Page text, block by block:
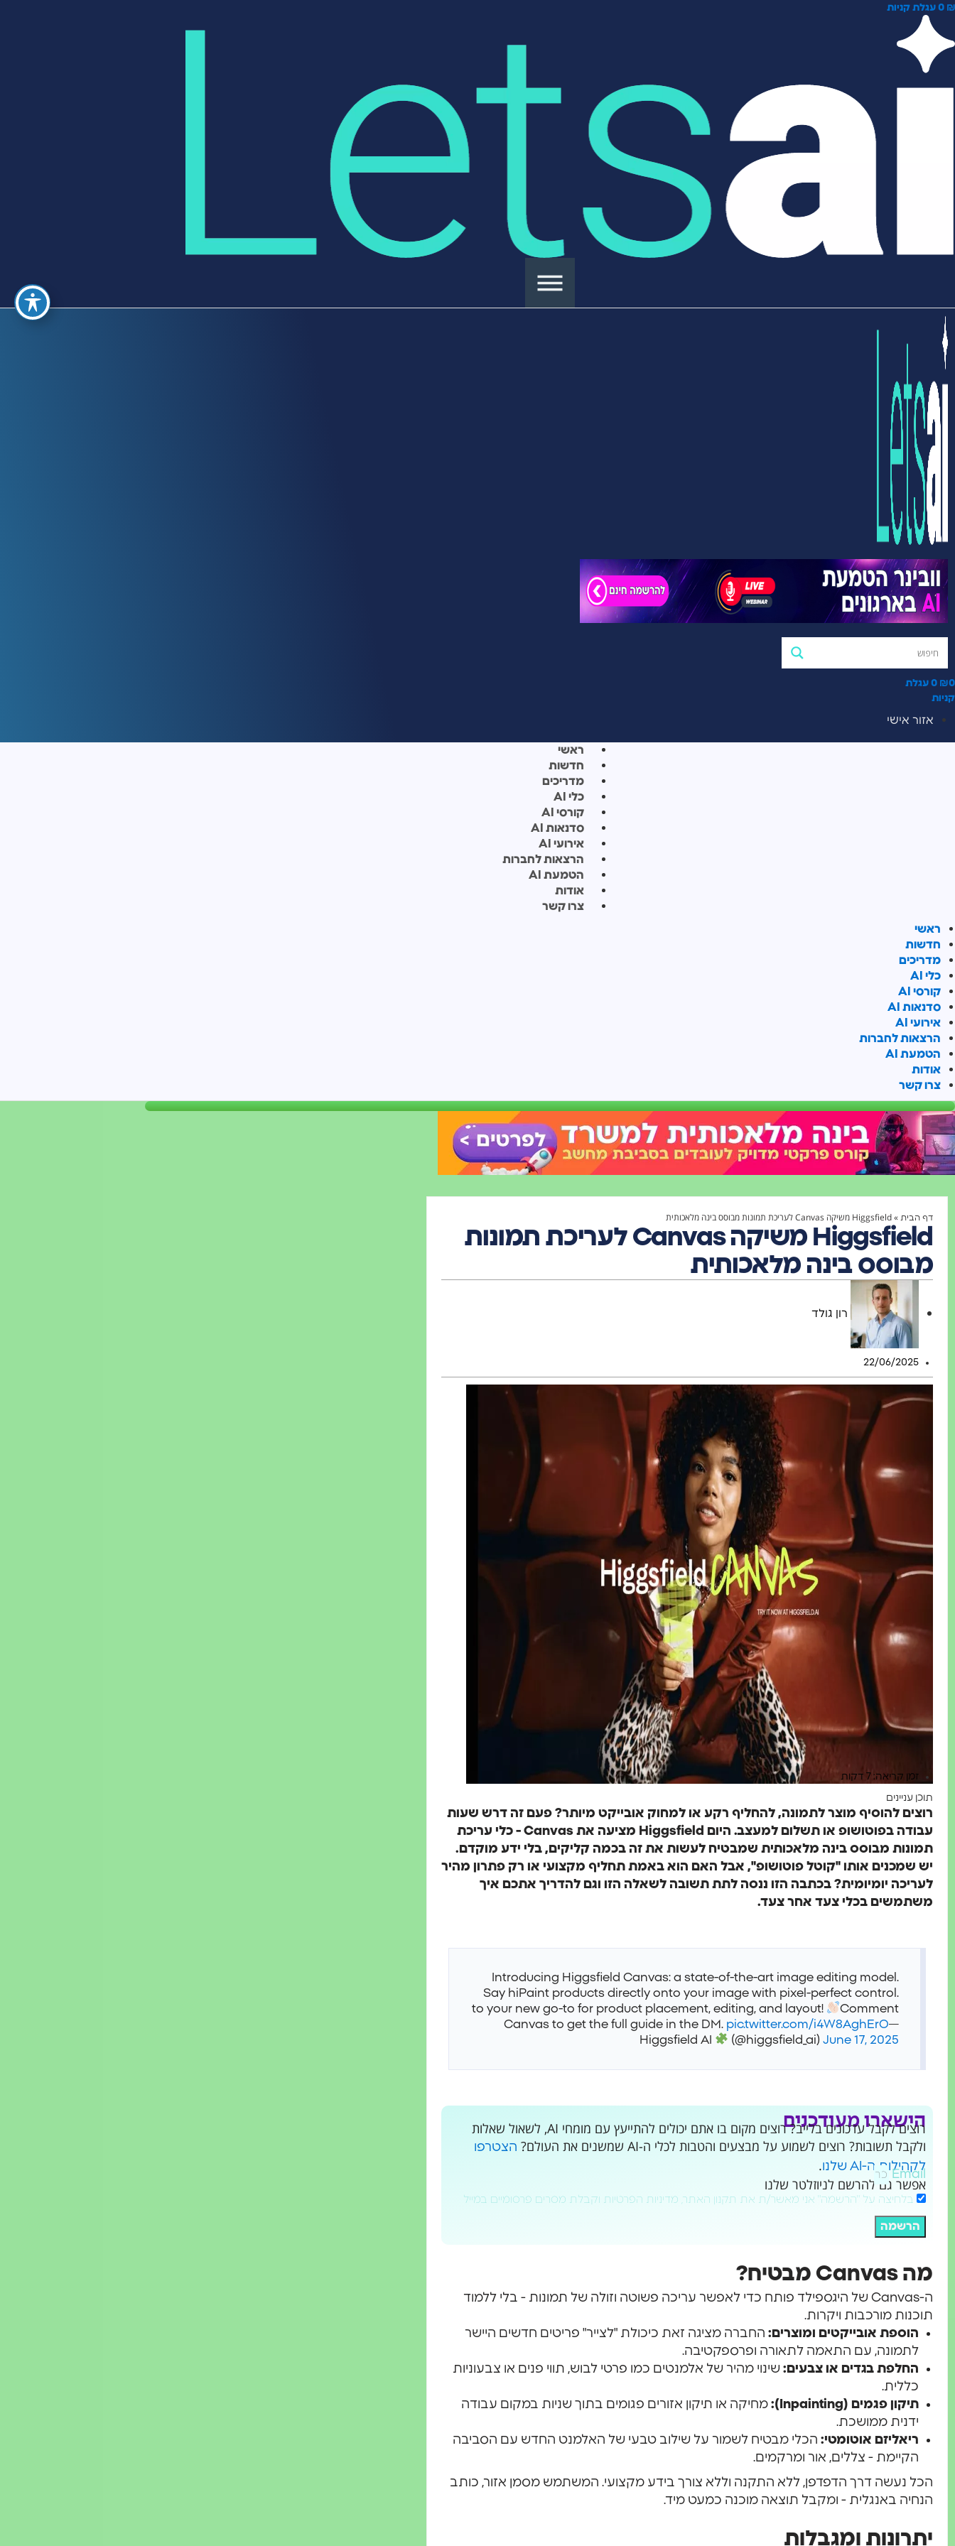
₪
0 עגלת קניות
₪0
0 עגלת
קניות
אזור אישי
ראשי
חדשות
מדריכים
כלי AI
קורסי AI
סדנאות AI
אירועי AI
הרצאות לחברות
הטמעת AI
אודות
צרו קשר
ראשי
חדשות
מדריכים
כלי AI
קורסי AI
סדנאות AI
אירועי AI
הרצאות לחברות
הטמעת AI
אודות
צרו קשר
דף הבית »Higgsfield משיקה Canvas לעריכת תמונות מבוסס בינה מלאכותית
Higgsfield משיקה Canvas לעריכת תמונות
מבוסס בינה מלאכותית
רון גולד
22/06/2025
זמן קריאה: 7 דקות
תוכן עניינים
רוצים להוסיף מוצר לתמונה, להחליף רקע או למחוק אובייקט מיותר? פעם זה דרש שעות
עבודה בפוטושופ או תשלום למעצב. היום Higgsfield מציעה את Canvas - כלי עריכת
תמונות מבוסס בינה מלאכותית שמבטיח לעשות את זה בכמה קליקים, בלי ידע מוקדם.
יש שמכנים אותו "קוטל פוטושופ", אבל האם הוא באמת תחליף מקצועי או רק פתרון מהיר
לעריכה יומיומית? בכתבה הזו ננסה לתת תשובה לשאלה הזו וגם להדריך אתכם איך
משתמשים בכלי צעד אחר צעד.
Introducing Higgsfield Canvas: a state-of-the-art image editing model.
Paint products directly onto your image with pixel-perfect control.
Say hi
to your new go-to for product placement, editing, and layout!
Comment
Canvas to get the full guide in the DM. pic.twitter.com/i4W8AghErO—
Higgsfield AI
(@higgsfield_ai) June 17, 2025
הישארו מעודכנים
רוצים לקבל עדכונים בלייב? רוצים מקום בו אתם יכולים להתייעץ עם מומחי AI, לשאול שאלות
ולקבל תשובות? רוצים לשמוע על מבצעים והטבות לכלי ה-AI שמשנים את העולם?
הצטרפו
לקהילות ה-AI שלנו
.
אפשר גם להרשם לניוזלטר שלנו
Email
בלחיצה על "הרשמה" אני מאשר/ת את תקנון האתר, מדיניות הפרטיות וקבלת מסרים פרסומיים במייל
הרשמה
מה Canvas מבטיח?
ה-Canvas של היגספילד פותח כדי לאפשר עריכה פשוטה וזולה של תמונות - בלי ללמוד
תוכנות מורכבות ויקרות.
הוספת אובייקטים ומוצרים: החברה מציגה זאת כיכולת "לצייר" פריטים חדשים היישר
לתמונה, עם התאמה לתאורה ופרספקטיבה.
החלפת בגדים או צבעים: שינוי מהיר של אלמנטים כמו פרטי לבוש, תווי פנים או צבעוניות
כללית.
תיקון פגמים (Inpainting):
מחיקה או תיקון אזורים פגומים בתוך שניות במקום עבודה
ידנית ממושכת.
ריאליזם אוטומטי: הכלי מבטיח לשמור על שילוב טבעי של האלמנט החדש עם הסביבה
הקיימת - צללים, אור ומרקמים.
הכל נעשה דרך הדפדפן, ללא התקנה וללא צורך בידע מקצועי. המשתמש מסמן אזור, כותב
הנחיה באנגלית - ומקבל תוצאה מוכנה כמעט מיד.
יתרונות ומגבלות